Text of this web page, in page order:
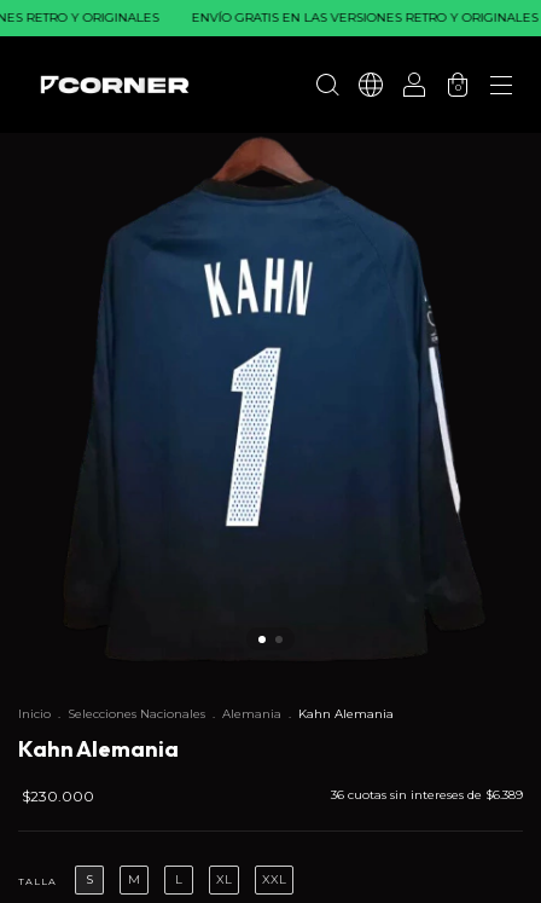
RETRO Y ORIGINALES ENVÍO GRATIS EN LAS VERSIONES RETRO Y ORIGINALES
0
Inicio . Selecciones Nacionales . Alemania . Kahn Alemania
Kahn Alemania
$230.000 36 cuotas sin intereses de $6.389
TALLA S M L XL XXL